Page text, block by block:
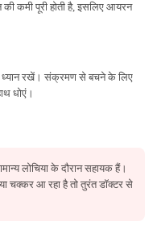
की कमी पूरी होती है, इसलिए आयरन
ध्यान रखें। संक्रमण से बचने के लिए
धोएं।
लोचिया के दौरान सहायक हैं।
चक्कर आ रहा है तो तुरंत डॉक्टर से